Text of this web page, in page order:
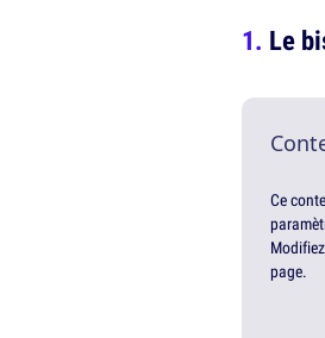
Le
Ce
page.